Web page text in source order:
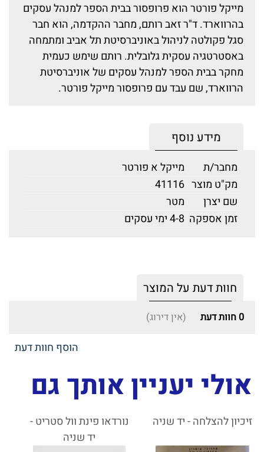
מייקל פורטר הוא פרופסור בבית הספר למנהל עסקים
בהרווארד. ד"ר זאב רותם, מחבר ההקדמה, הוא חבר
סגל פקולטה לניהול באוניברסיטת תל אביב ומתמחה
באסטרטגיה עסקית גלובלית. רותם שימש כעמית
מחקר בבית הספר למנהל עסקים של אוניברסיטת
הרווארד, שם עבד עם פרופסור מייקל פורטר.
מידע נוסף
מחבר/ת
מייקל א פורטר
מק"ט מוצר 41116
שם יצרן
מטר
זמן אספקה 4-8 ימי עסקים
חוות דעת על המוצר
0 חוות דעת (אין דירוג)
הוסף חוות דעת
אולי יעניין אותך גם
זיכיון להצלחה - יד שניה
נורדאו פינת וול סטריט -
יד שניה